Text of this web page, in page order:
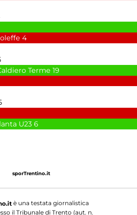
4
Terme 19
U23 6
è una testata giornalistica
il Tribunale di Trento (aut. n.